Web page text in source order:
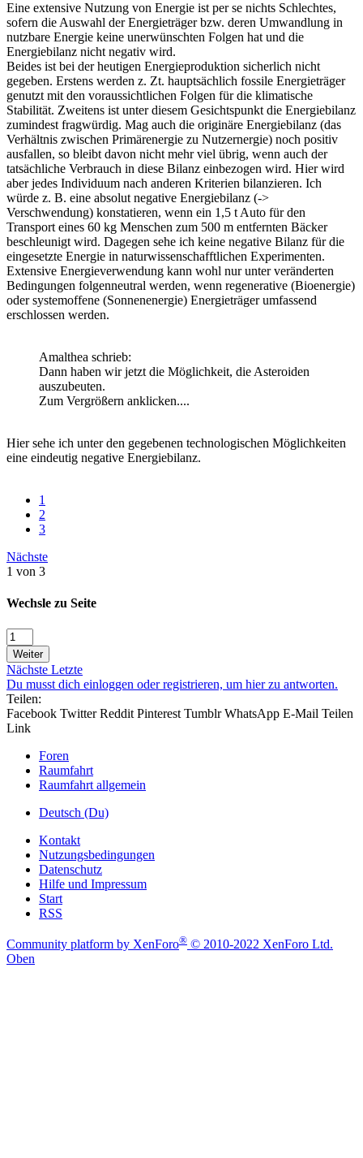
Eine extensive Nutzung von Energie ist per se nichts Schlechtes,
sofern die Auswahl der Energieträger bzw. deren Umwandlung in
nutzbare Energie keine unerwünschten Folgen hat und die
Energiebilanz nicht negativ wird.
Beides ist bei der heutigen Energieproduktion sicherlich nicht
gegeben. Erstens werden z. Zt. hauptsächlich fossile Energieträger
genutzt mit den voraussichtlichen Folgen für die klimatische
Stabilität. Zweitens ist unter diesem Gesichtspunkt die Energiebilanz
zumindest fragwürdig. Mag auch die originäre Energiebilanz (das
Verhältnis zwischen Primärenergie zu Nutzernergie) noch positiv
ausfallen, so bleibt davon nicht mehr viel übrig, wenn auch der
tatsächliche Verbrauch in diese Bilanz einbezogen wird. Hier wird
aber jedes Individuum nach anderen Kriterien bilanzieren. Ich
würde z. B. eine absolut negative Energiebilanz (->
Verschwendung) konstatieren, wenn ein 1,5 t Auto für den
Transport eines 60 kg Menschen zum 500 m entfernten Bäcker
beschleunigt wird. Dagegen sehe ich keine negative Bilanz für die
eingesetzte Energie in naturwissenschafftlichen Experimenten.
Extensive Energieverwendung kann wohl nur unter veränderten
Bedingungen folgenneutral werden, wenn regenerative (Bioenergie)
oder systemoffene (Sonnenenergie) Energieträger umfassend
erschlossen werden.
Amalthea schrieb:
Dann haben wir jetzt die Möglichkeit, die Asteroiden
auszubeuten.
Zum Vergrößern anklicken....
Hier sehe ich unter den gegebenen technologischen Möglichkeiten
eine eindeutig negative Energiebilanz.
1
2
3
Nächste
1 von 3
Wechsle zu Seite
Weiter
Nächste Letzte
Du musst dich einloggen oder registrieren, um hier zu antworten.
Teilen:
Facebook Twitter Reddit Pinterest Tumblr WhatsApp E-Mail Teilen
Link
Foren
Raumfahrt
Raumfahrt allgemein
Deutsch (Du)
Kontakt
Nutzungsbedingungen
Datenschutz
Hilfe und Impressum
Start
RSS
Community platform by XenForo® © 2010-2022 XenForo Ltd.
Oben